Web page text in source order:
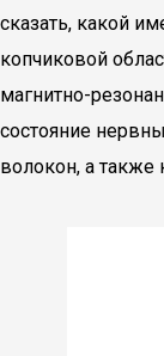
сказать, какой
копчиковой
магнитно-
состояние
волокон, а также